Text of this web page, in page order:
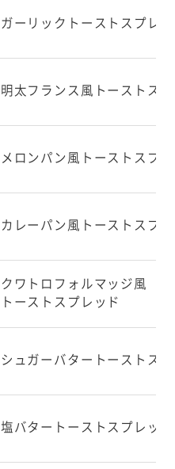
ガーリックトーストスプレ
明太フランス風トーストス
メロンパン風トーストスプ
カレーパン風トーストスプ
クワトロフォルマッジ風
トーストスプレッド
シュガーバタートーストス
塩バタートーストスプレッド